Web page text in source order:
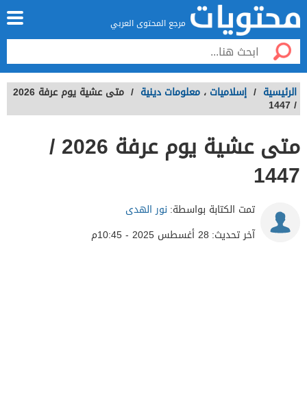
مرجع المحتوى العربي
الرئيسية / إسلاميات ، معلومات دينية / متى عشية يوم عرفة 2026
/ 1447
متى عشية يوم عرفة 2026 /
1447
تمت الكتابة بواسطة: نور الهدى
آخر تحديث: 28 أغسطس 2025 - 10:45م